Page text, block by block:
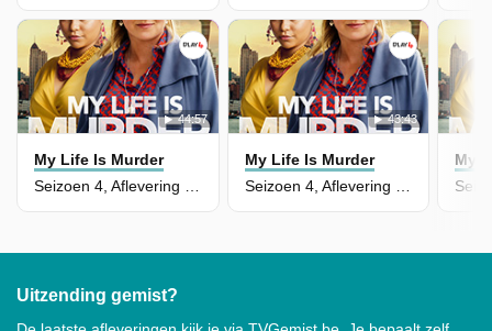
44:57
My Life Is Murder
43:43
My Life Is Murder
My
Uitzending gemist?